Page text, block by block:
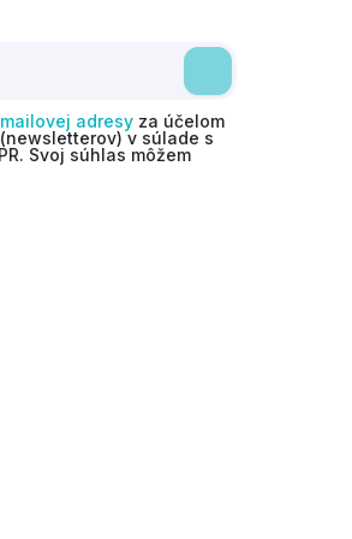
adresy za účelom
v súlade s
Svoj súhlas môžem